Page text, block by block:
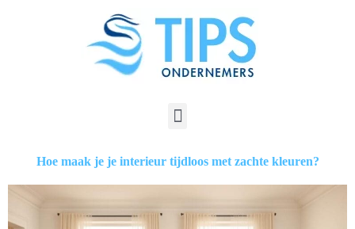
Hoe maak je je interieur tijdloos met zachte kleuren?